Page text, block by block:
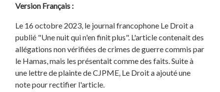
Version Français :
Le 16 octobre 2023, le journal francophone Le Droit a
publié "Une nuit qui n'en finit plus". L'article contenait des
allégations non vérifiées de crimes de guerre commis par
le Hamas, mais les présentait comme des faits. Suite à
une lettre de plainte de CJPME, Le Droit a ajouté une
note pour rectifier l'article.